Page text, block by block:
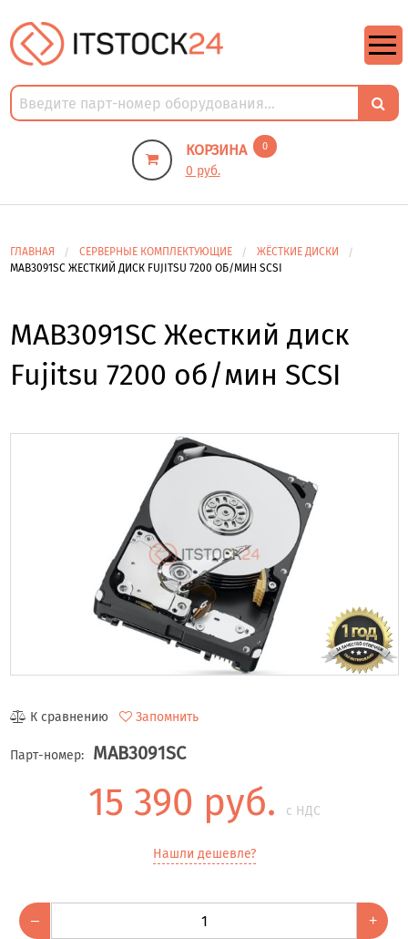
КОРЗИНА 0
0 руб.
ГЛАВНАЯ СЕРВЕРНЫЕ КОМПЛЕКТУЮЩИЕ
ЖЁСТКИЕ ДИСКИ
MAB3091SC ЖЕСТКИЙ ДИСК FUJITSU 7200 ОБ/МИН SCSI
MAB3091SC Жесткий диск
Fujitsu 7200 об/мин SCSI
К сравнению Запомнить
Парт-номер: MAB3091SC
15 390 руб. с НДС
Нашли дешевле?
– +